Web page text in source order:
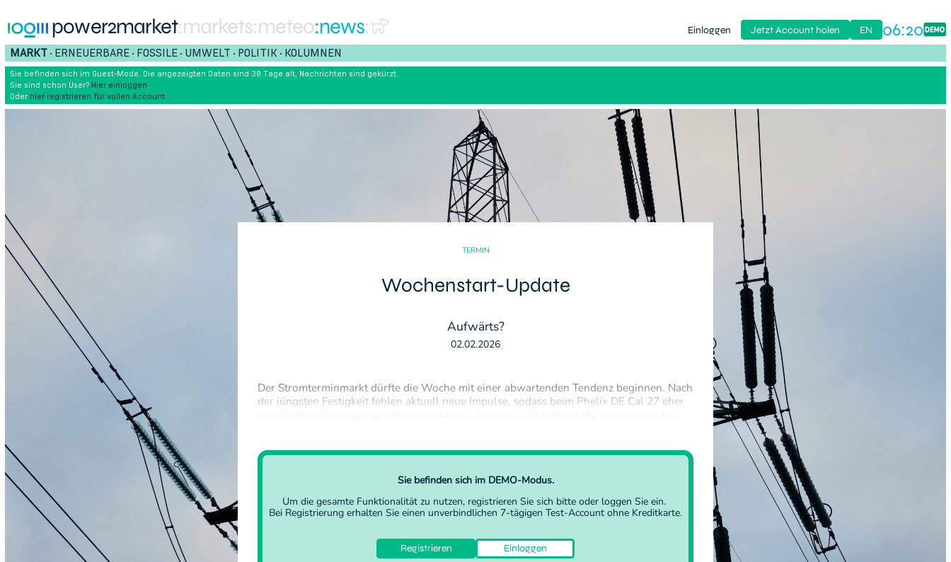
power2market:markets:meteo:news: Einloggen Jetzt Account holen EN 06:20
MARKT • ERNEUERBARE • FOSSILE • UMWELT • POLITIK • KOLUMNEN
Sie befinden sich im Guest-Mode. Die angezeigten Daten sind 30 Tage alt, Nachrichten sind gekürzt.
Sie sind schon User? Hier einloggen
Oder hier registrieren für vollen Account.
TERMIN
Wochenstart-Update
Aufwärts?
02.02.2026
Der Stromterminmarkt dürfte die Woche mit einer abwartenden Tendenz beginnen. Nach
der jüngsten Festigkeit fehlen aktuell neue Impulse, sodass beim Phelix DE Cal 27 eher
Sie befinden sich im DEMO-Modus.
Um die gesamte Funktionalität zu nutzen, registrieren Sie sich bitte oder loggen Sie ein.
Bei Registrierung erhalten Sie einen unverbindlichen 7-tägigen Test-Account ohne Kreditkarte.
Registrieren Einloggen